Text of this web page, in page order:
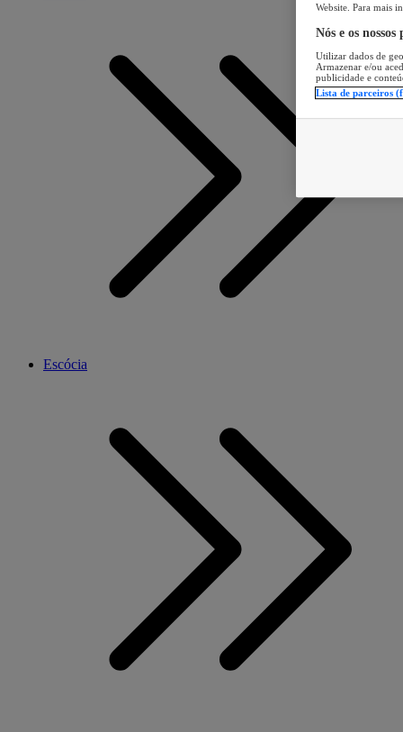
Escócia
Website. Para mais
Nós e os
Utilizar dados de
Armazenar e/ou
publicidade e
Lista de parceiros